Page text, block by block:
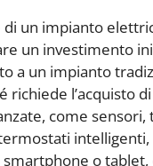
di un impianto
un investimento
a un impianto
richiede l’acquisto
come
intelligenti,
o